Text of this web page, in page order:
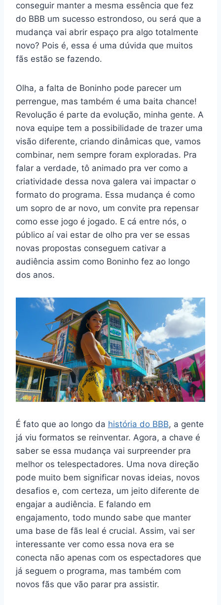
conseguir manter a mesma essência que fez
do BBB um sucesso estrondoso, ou será que a
mudança vai abrir espaço pra algo totalmente
novo? Pois é, essa é uma dúvida que muitos
fãs estão se fazendo.
Olha, a falta de Boninho pode parecer um
perrengue, mas também é uma baita chance!
Revolução é parte da evolução, minha gente. A
nova equipe tem a possibilidade de trazer uma
visão diferente, criando dinâmicas que, vamos
combinar, nem sempre foram exploradas. Pra
falar a verdade, tô animado pra ver como a
criatividade dessa nova galera vai impactar o
formato do programa. Essa mudança é como
um sopro de ar novo, um convite pra repensar
como esse jogo é jogado. E cá entre nós, o
público aí vai estar de olho pra ver se essas
novas propostas conseguem cativar a
audiência assim como Boninho fez ao longo
dos anos.
É fato que ao longo da história do BBB, a gente
já viu formatos se reinventar. Agora, a chave é
saber se essa mudança vai surpreender pra
melhor os telespectadores. Uma nova direção
pode muito bem significar novas ideias, novos
desafios e, com certeza, um jeito diferente de
engajar a audiência. E falando em
engajamento, todo mundo sabe que manter
uma base de fãs leal é crucial. Assim, vai ser
interessante ver como essa nova era se
conecta não apenas com os espectadores que
já seguem o programa, mas também com
novos fãs que vão parar pra assistir.